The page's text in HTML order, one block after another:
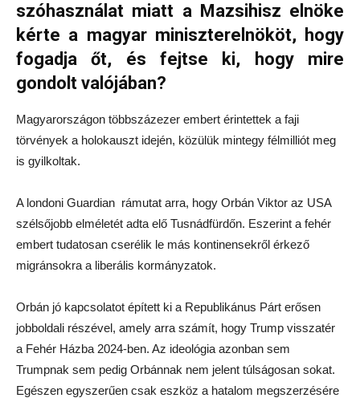
szóhasználat miatt a Mazsihisz elnöke
kérte a magyar miniszterelnököt, hogy
fogadja őt, és fejtse ki, hogy mire
gondolt valójában?
Magyarországon többszázezer embert érintettek a faji
törvények a holokauszt idején, közülük mintegy félmilliót meg
is gyilkoltak.
A londoni Guardian rámutat arra, hogy Orbán Viktor az USA
szélsőjobb elméletét adta elő Tusnádfürdőn. Eszerint a fehér
embert tudatosan cserélik le más kontinensekről érkező
migránsokra a liberális kormányzatok.
Orbán jó kapcsolatot épített ki a Republikánus Párt erősen
jobboldali részével, amely arra számít, hogy Trump visszatér
a Fehér Házba 2024-ben. Az ideológia azonban sem
Trumpnak sem pedig Orbánnak nem jelent túlságosan sokat.
Egészen egyszerűen csak eszköz a hatalom megszerzésére